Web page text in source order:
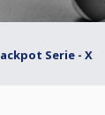
Serie - X